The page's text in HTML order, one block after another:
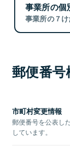
事業所の個
事業所の７け
郵便番
市町村変更情報
郵便番号を公表し
しています。